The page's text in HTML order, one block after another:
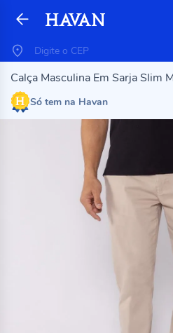
Calça Masculina Em Sarja Slim
Só tem na Havan